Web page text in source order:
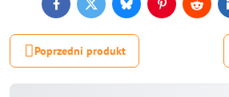
FacebookTwitterBlueskyPinterestReddit
Poprzedni produkt